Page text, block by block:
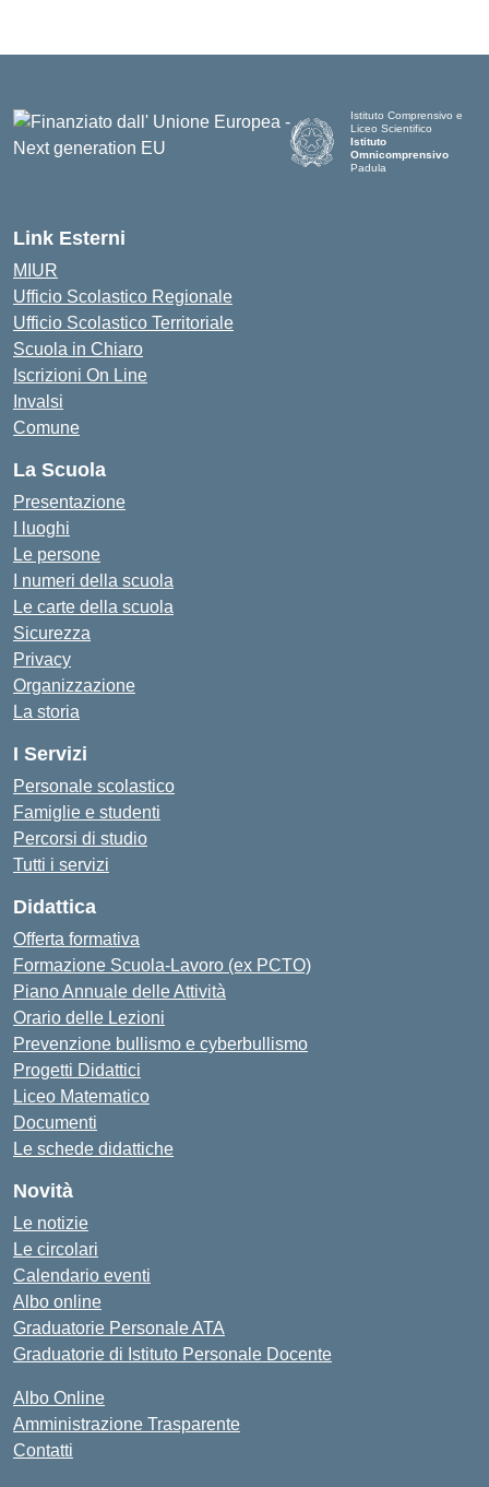
Istituto Comprensivo e
Liceo Scientifico
Istituto
Omnicomprensivo
Padula
Link Esterni
MIUR
Ufficio Scolastico Regionale
Ufficio Scolastico Territoriale
Scuola in Chiaro
Iscrizioni On Line
Invalsi
Comune
La Scuola
Presentazione
I luoghi
Le persone
I numeri della scuola
Le carte della scuola
Sicurezza
Privacy
Organizzazione
La storia
I Servizi
Personale scolastico
Famiglie e studenti
Percorsi di studio
Tutti i servizi
Didattica
Offerta formativa
Formazione Scuola-Lavoro (ex PCTO)
Piano Annuale delle Attività
Orario delle Lezioni
Prevenzione bullismo e cyberbullismo
Progetti Didattici
Liceo Matematico
Documenti
Le schede didattiche
Novità
Le notizie
Le circolari
Calendario eventi
Albo online
Graduatorie Personale ATA
Graduatorie di Istituto Personale Docente
Albo Online
Amministrazione Trasparente
Contatti